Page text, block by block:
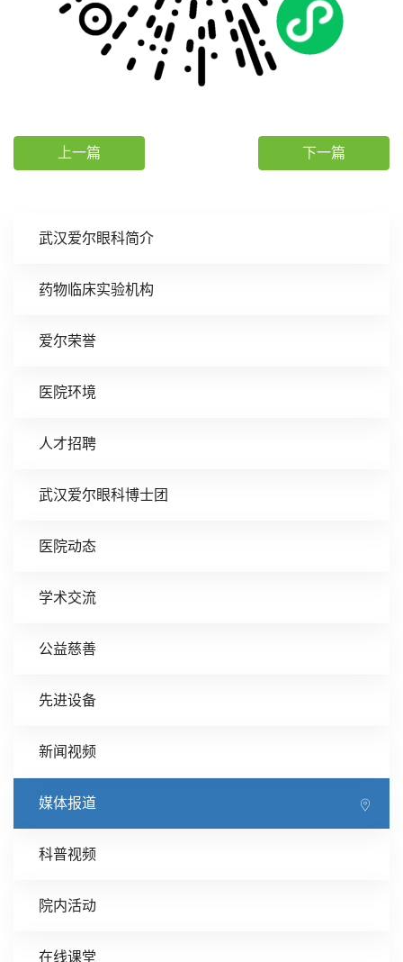
武汉爱尔眼科简介
药物临床实验机构
爱尔荣誉
医院环境
人才招聘
武汉爱尔眼科博士团
医院动态
学术交流
公益慈善
先进设备
新闻视频
媒体报道
科普视频
院内活动
在线课堂
上一篇 下一篇